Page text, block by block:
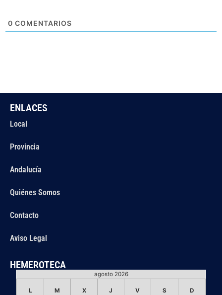
0 COMENTARIOS
ENLACES
Local
Provincia
Andalucía
Quiénes Somos
Contacto
Aviso Legal
HEMEROTECA
agosto 2026
L M X J V S D